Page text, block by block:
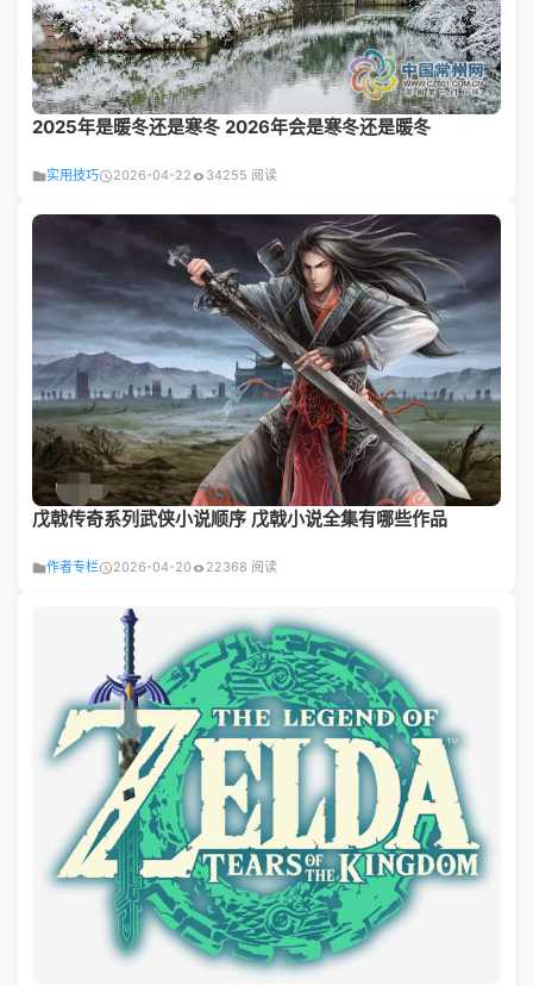
2025年是暖冬还是寒冬 2026年会是寒冬还是暖冬
实用技巧 2026-04-22 34255 阅读
戊戟传奇系列武侠小说顺序 戊戟小说全集有哪些作品
作者专栏 2026-04-20 22368 阅读